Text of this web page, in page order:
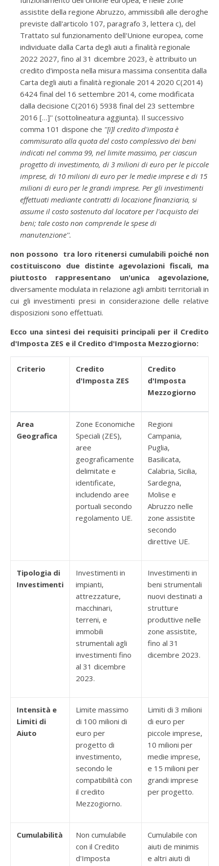
assistite della regione Abruzzo, ammissibili alle deroghe
previste dall'articolo 107, paragrafo 3, lettera c), del
Trattato sul funzionamento dell'Unione europea, come
individuate dalla Carta degli aiuti a finalità regionale
2022 2027, fino al 31 dicembre 2023, è attribuito un
credito d'imposta nella misura massima consentita dalla
Carta degli aiuti a finalità regionale 2014 2020 C(2014)
6424 final del 16 settembre 2014, come modificata
dalla decisione C(2016) 5938 final del 23 settembre
2016 […]'' (sottolineatura aggiunta). Il successivo
comma 101 dispone che ''[i]l credito d'imposta è
commisurato alla quota del costo complessivo dei beni
indicati nel comma 99, nel limite massimo, per ciascun
progetto di investimento, di 3 milioni di euro per le piccole
imprese, di 10 milioni di euro per le medie imprese e di 15
milioni di euro per le grandi imprese. Per gli investimenti
effettuati mediante contratti di locazione finanziaria, si
assume il costo sostenuto dal locatore per l'acquisto dei
beni; tale costo non comprende le spese di
manutenzione''.
non possono tra loro ritenersi cumulabili poiché non
costituiscono due distinte agevolazioni fiscali, ma
piuttosto rappresentano un'unica agevolazione,
diversamente modulata in relazione agli ambiti territoriali in
cui gli investimenti presi in considerazione delle relative
disposizioni sono effettuati.
Ecco una sintesi dei requisiti principali per il Credito
d'Imposta ZES e il Credito d'Imposta Mezzogiorno:
Criterio
Credito
d'Imposta ZES
Credito
d'Imposta
Mezzogiorno
Area
Geografica
Zone Economiche
Speciali (ZES),
aree
geograficamente
delimitate e
identificate,
includendo aree
portuali secondo
regolamento UE.
Regioni
Campania,
Puglia,
Basilicata,
Calabria, Sicilia,
Sardegna,
Molise e
Abruzzo nelle
zone assistite
secondo
direttive UE.
Tipologia di
Investimenti
Investimenti in
impianti,
attrezzature,
macchinari,
terreni, e
immobili
strumentali agli
investimenti fino
al 31 dicembre
2023.
Investimenti in
beni strumentali
nuovi destinati a
strutture
produttive nelle
zone assistite,
fino al 31
dicembre 2023.
Intensità e
Limiti di
Aiuto
Limite massimo
di 100 milioni di
euro per
progetto di
investimento,
secondo le
compatibilità con
il credito
Mezzogiorno.
Limiti di 3 milioni
di euro per
piccole imprese,
10 milioni per
medie imprese,
e 15 milioni per
grandi imprese
per progetto.
Cumulabilità
Non cumulabile
con il Credito
d'Imposta
Cumulabile con
aiuti de minimis
e altri aiuti di